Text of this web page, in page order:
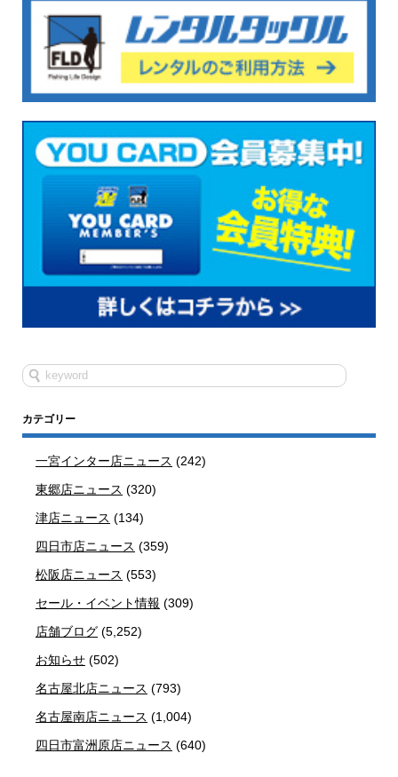
カテゴリー
一宮インター店ニュース (242)
東郷店ニュース (320)
津店ニュース (134)
四日市店ニュース (359)
松阪店ニュース (553)
セール・イベント情報 (309)
店舗ブログ (5,252)
お知らせ (502)
名古屋北店ニュース (793)
名古屋南店ニュース (1,004)
四日市富洲原店ニュース (640)